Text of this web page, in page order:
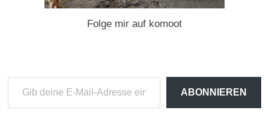
Folge mir auf komoot
deine
ABONNIEREN